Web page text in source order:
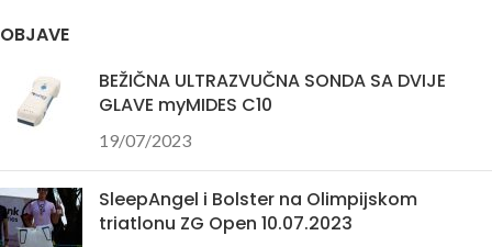
OBJAVE
BEŽIČNA ULTRAZVUČNA SONDA SA DVIJE
GLAVE myMIDES C10
19/07/2023
SleepAngel i Bolster na Olimpijskom
triatlonu ZG Open 10.07.2023